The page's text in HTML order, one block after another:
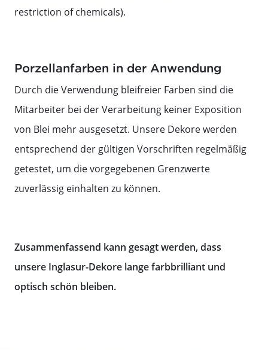
restriction of chemicals).
Porzellanfarben in der Anwendung
Durch die Verwendung bleifreier Farben sind die
Mitarbeiter bei der Verarbeitung keiner Exposition
von Blei mehr ausgesetzt. Unsere Dekore werden
entsprechend der gültigen Vorschriften regelmäßig
getestet, um die vorgegebenen Grenzwerte
zuverlässig einhalten zu können.
Zusammenfassend kann gesagt werden, dass
unsere Inglasur-Dekore lange farbbrilliant und
optisch schön bleiben.